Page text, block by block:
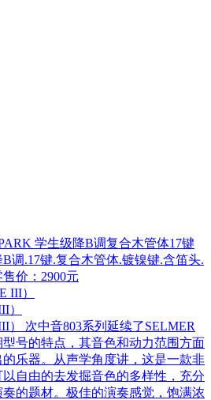
学生级降B调复合木管体17键
调.17键.复合木管体.镀镍键.含笛头.
价：2900元
）
） 次中音803系列延续了SELMER
号的特点，其音色和动力范围方面
乐器。从声学角度讲，这是一款非
自由的去发掘音色的多样性，充分
的题材。极佳的演奏感觉，饱满浓